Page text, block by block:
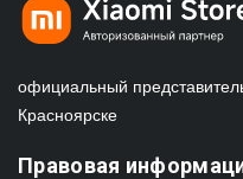
официальный
Красноярске
Правовая